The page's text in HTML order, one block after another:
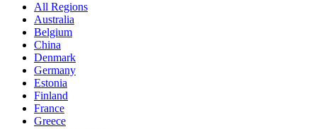
All Regions
Australia
Belgium
China
Denmark
Germany
Estonia
Finland
France
Greece